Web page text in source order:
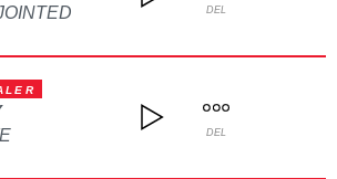
DEL
DEL